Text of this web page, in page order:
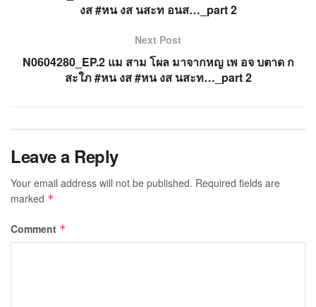
งส #หน งส นสะท อนส…_part 2
Next Post
N0604280_EP.2 แม สาม โผล มาจากหญ เพ อจ บตาด ก
สะใภ #หน งส #หน งส นสะท…_part 2
Leave a Reply
Your email address will not be published. Required fields are
marked *
Comment *